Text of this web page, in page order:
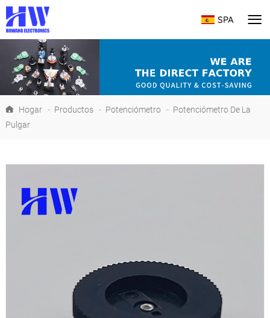
SPA
Hogar - Productos - Potenciómetro - Potenciómetro De La
Pulgar